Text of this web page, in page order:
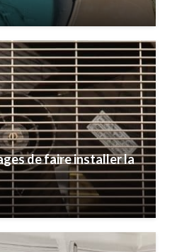
de faire installer la